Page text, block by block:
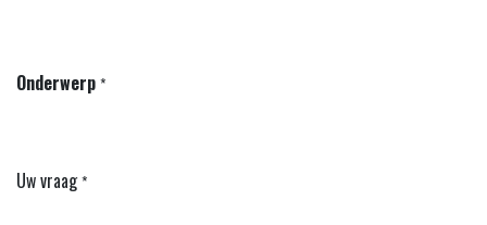
Onderwerp *
Uw vraag *